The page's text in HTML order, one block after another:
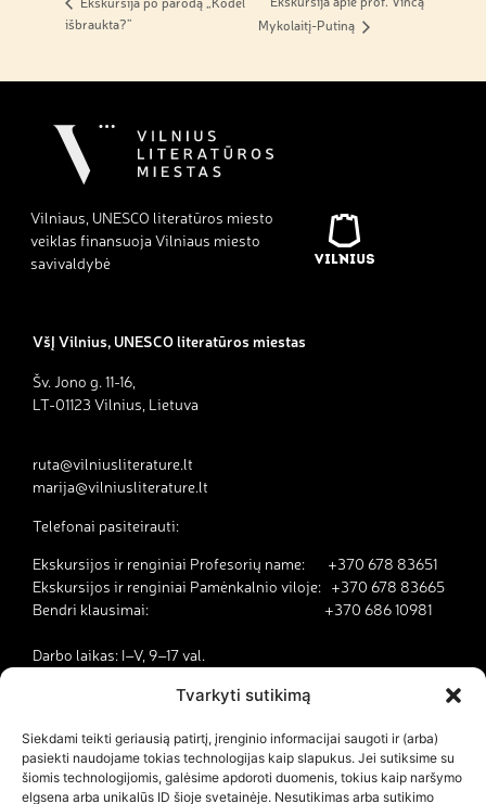
Tvarkyti sutikimą
Siekdami teikti geriausią patirtį, įrenginio informacijai saugoti ir (arba)
pasiekti naudojame tokias technologijas kaip slapukus. Jei sutiksime su
šiomis technologijomis, galėsime apdoroti duomenis, tokius kaip naršymo
elgsena arba unikalūs ID šioje svetainėje. Nesutikimas arba sutikimo
išbraukta?”
Mykolaitį-Putiną
Vilniaus, UNESCO literatūros miesto
veiklas finansuoja Vilniaus miesto
savivaldybė
VšĮ Vilnius, UNESCO literatūros miestas
Šv. Jono g. 11-16,
LT-01123 Vilnius, Lietuva
ruta@vilniusliterature.lt
marija@vilniusliterature.lt
Telefonai pasiteirauti:
Ekskursijos ir renginiai Profesorių name: +370 678 83651
Ekskursijos ir renginiai Pamėnkalnio viloje: +370 678 83665
Bendri klausimai: +370 686 10981
Darbo laikas: I–V, 9–17 val.
Kodėl Vilnius yra literatūros miestas?
Kontaktai